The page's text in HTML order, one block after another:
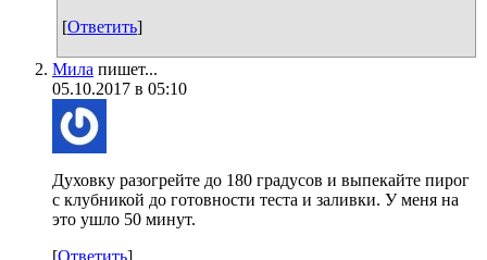
[Ответить]
Мила пишет...
05.10.2017 в 05:10
Духовку разогрейте до 180 градусов и выпекайте пирог
с клубникой до готовности теста и заливки. У меня на
это ушло 50 минут.
[Ответить]